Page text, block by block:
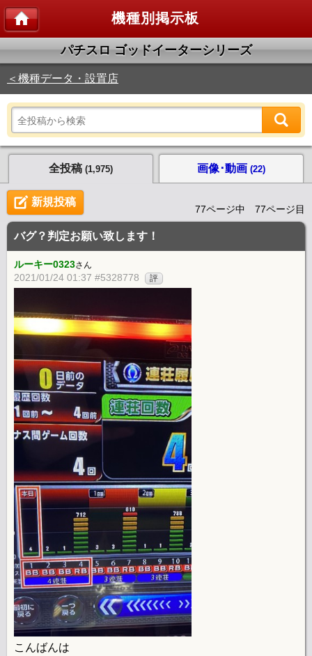
機種別掲示板
パチスロ ゴッドイーターシリーズ
＜機種データ・設置店
全投稿 (1,975) 画像･動画 (22)
新規投稿
77ページ中 77ページ目
バグ？判定お願い致します！
ルーキー0323さん
2021/01/24 01:37 #5328778 評
こんばんは